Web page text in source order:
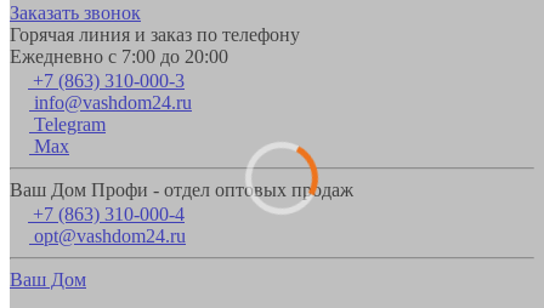
Заказать звонок
Горячая линия и заказ по телефону
Ежедневно с 7:00 до 20:00
+7 (863) 310-000-3
info@vashdom24.ru
Telegram
Max
Ваш Дом Профи - отдел оптовых продаж
+7 (863) 310-000-4
opt@vashdom24.ru
Ваш Дом